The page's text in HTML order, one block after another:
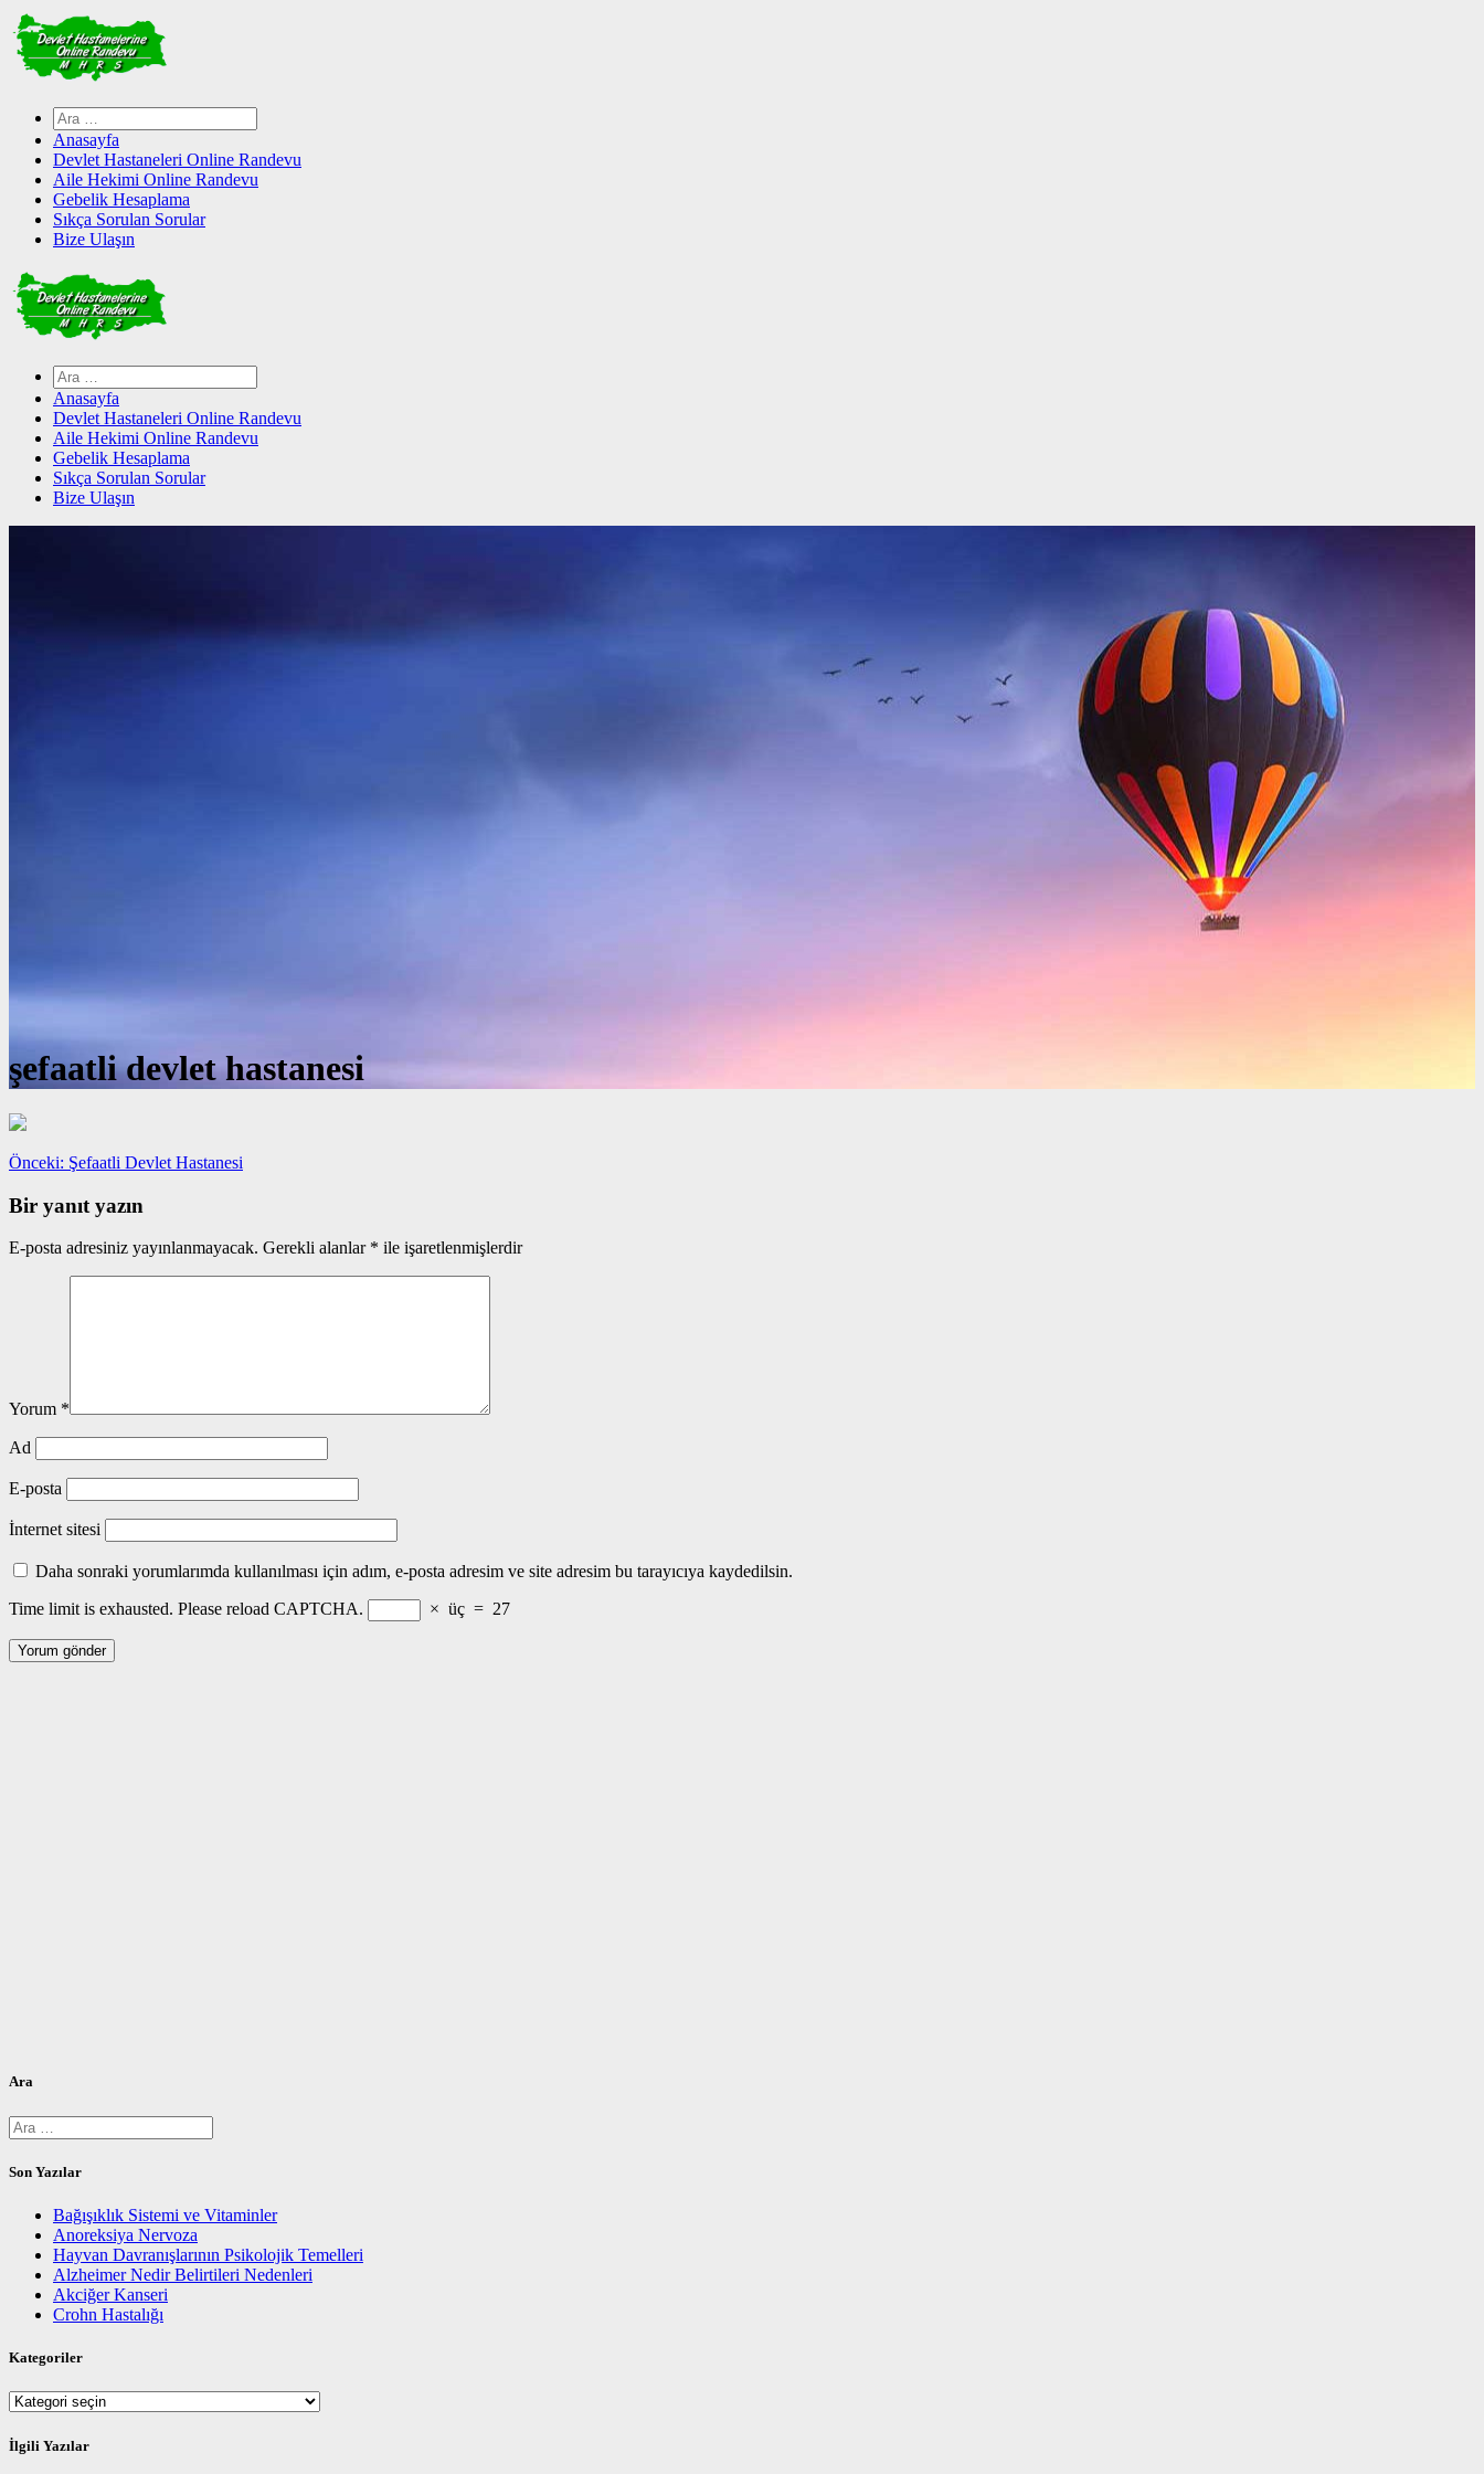
Skip
to
content
Arama:
Anasayfa
Devlet Hastaneleri Online Randevu
Aile Hekimi Online Randevu
Gebelik Hesaplama
Sıkça Sorulan Sorular
Bize Ulaşın
Arama:
Anasayfa
Devlet Hastaneleri Online Randevu
Aile Hekimi Online Randevu
Gebelik Hesaplama
Sıkça Sorulan Sorular
Bize Ulaşın
şefaatli devlet hastanesi
Yazı
gezinmesi
Önceki: Önceki
Şefaatli Devlet Hastanesi
Bir yanıt yazın
E-posta adresiniz yayınlanmayacak. Gerekli alanlar * ile işaretlenmişlerdir
Yorum *
Ad
E-posta
İnternet sitesi
Daha sonraki yorumlarımda kullanılması için adım, e-posta adresim ve site adresim bu tarayıcıya kaydedilsin.
Time limit is exhausted. Please reload CAPTCHA.
× üç = 27
Ara
Arama:
Son Yazılar
Bağışıklık Sistemi ve Vitaminler
Anoreksiya Nervoza
Hayvan Davranışlarının Psikolojik Temelleri
Alzheimer Nedir Belirtileri Nedenleri
Akciğer Kanseri
Crohn Hastalığı
Kategoriler
Kategoriler
İlgili Yazılar